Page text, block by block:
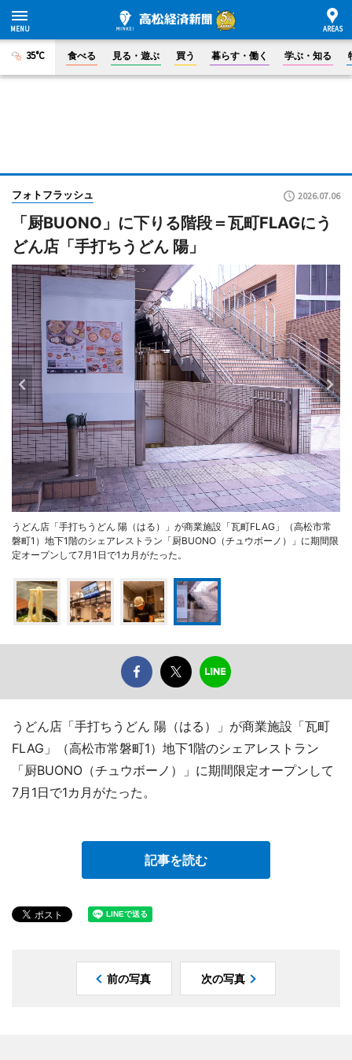
35°C 食べる 見る・遊ぶ 買う 暮らす・働く 学ぶ・知る
フォトフラッシュ 2026.07.06
「厨BUONO」に下りる階段＝瓦町FLAGにう
どん店「手打ちうどん 陽」
うどん店「手打ちうどん 陽（はる）」が商業施設「瓦町FLAG」（高松市常
磐町1）地下1階のシェアレストラン「厨BUONO（チュウボーノ）」に期間限
定オープンして7月1日で1カ月がたった。
うどん店「手打ちうどん 陽（はる）」が商業施設「瓦町
FLAG」（高松市常磐町1）地下1階のシェアレストラン
「厨BUONO（チュウボーノ）」に期間限定オープンして
7月1日で1カ月がたった。
記事を読む
前の写真 次の写真